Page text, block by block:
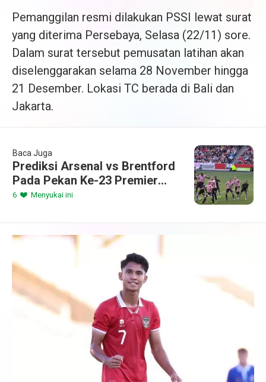
Pemanggilan resmi dilakukan PSSI lewat surat
yang diterima Persebaya, Selasa (22/11) sore.
Dalam surat tersebut pemusatan latihan akan
diselenggarakan selama 28 November hingga
21 Desember. Lokasi TC berada di Bali dan
Jakarta.
Baca Juga
Prediksi Arsenal vs Brentford
Pada Pekan Ke-23 Premier
League 2022-2023: 11 Februari
6 Menyukai ini